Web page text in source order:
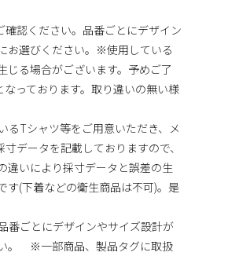
確認ください。品番ごとにデザイン
お選びください。※使用している
じる場合がございます。予めご了
っております。取り違いの無い様
るTシャツ等をご用意いただき、メ
データを記載しておりますので、
違いにより採寸データと誤差の生
す(下着などの衛生商品は不可)。是
番ごとにデザインやサイズ設計が
。 ※一部商品、製品タグに取扱